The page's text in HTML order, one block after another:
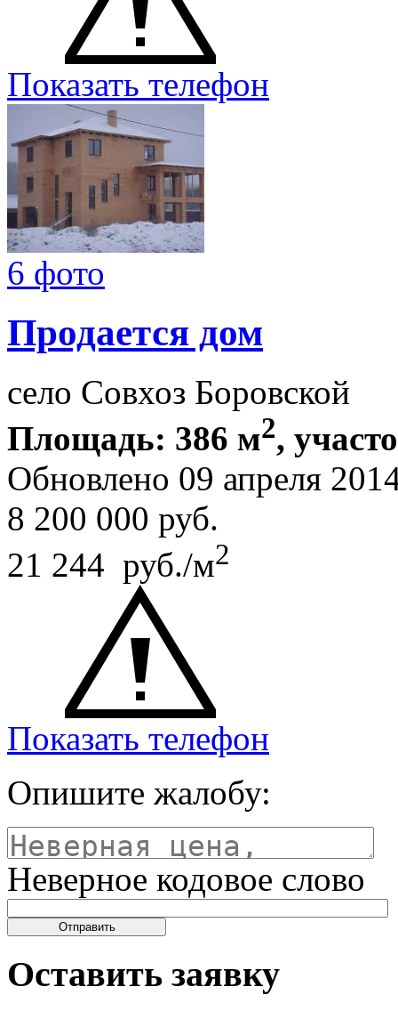
Показать телефон
6 фото
Продается дом
село Совхоз Боровской
Площадь: 386 м2,
Обновлено 09 апреля
8 200 000 руб.
21 244 руб./м2
Показать телефон
Опишите жалобу:
Неверное кодовое слово
Оставить заявку